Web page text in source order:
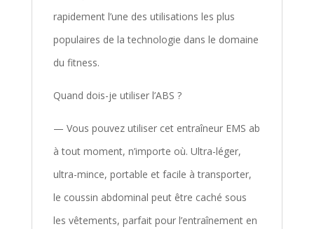
rapidement l’une des utilisations les plus
populaires de la technologie dans le domaine
du fitness.
Quand dois-je utiliser l’ABS ?
— Vous pouvez utiliser cet entraîneur EMS ab
à tout moment, n’importe où. Ultra-léger,
ultra-mince, portable et facile à transporter,
le coussin abdominal peut être caché sous
les vêtements, parfait pour l’entraînement en